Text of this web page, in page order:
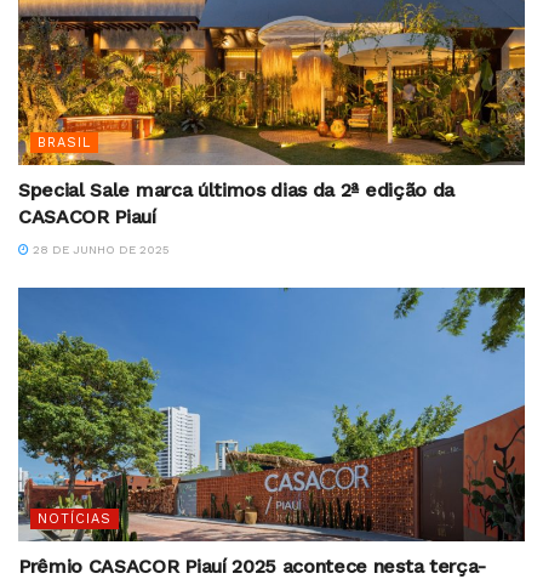
BRASIL
Special Sale marca últimos dias da 2ª edição da
CASACOR Piauí
28 DE JUNHO DE 2025
NOTÍCIAS
Prêmio CASACOR Piauí 2025 acontece nesta terça-